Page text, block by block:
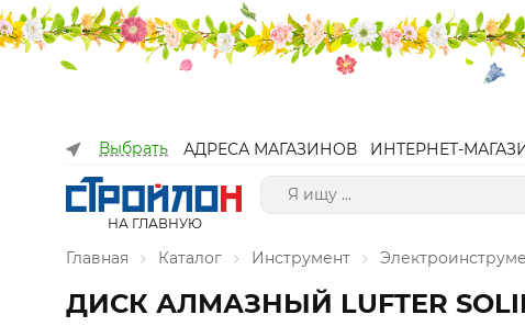
Выбрать АДРЕСА МАГАЗИНОВ ИНТЕРНЕТ-
НА ГЛАВНУЮ
Главная Каталог Инструмент
ДИСК АЛМАЗНЫЙ LUFTER